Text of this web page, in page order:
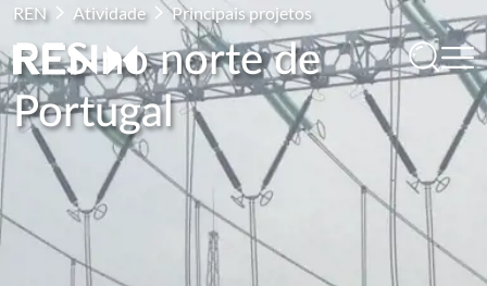
REN Atividade Principais projetos
RES no norte de
Portugal